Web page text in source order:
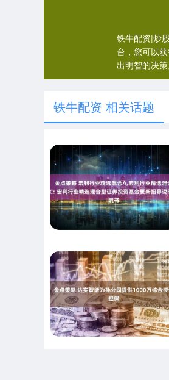
铁牛配资|炒
台，您可以
出明智的决
铁牛配资 相关话题